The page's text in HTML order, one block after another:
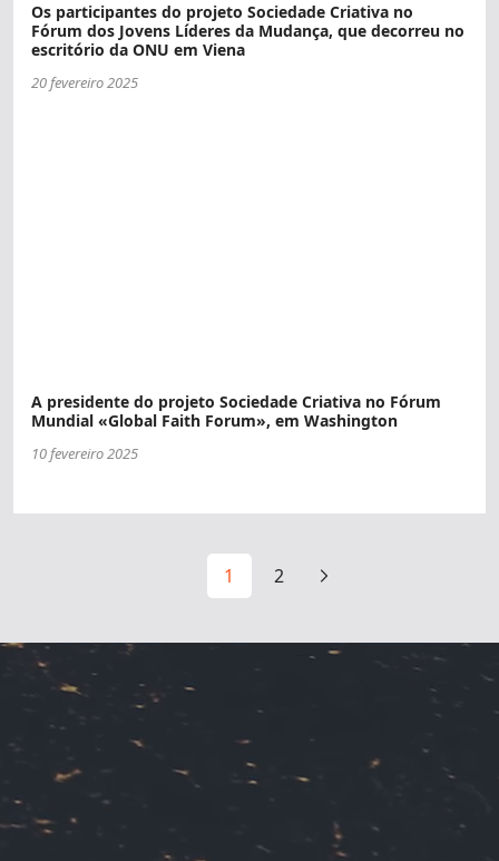
Os participantes do projeto Sociedade Criativa no
Fórum dos Jovens Líderes da Mudança, que decorreu no
escritório da ONU em Viena
20 fevereiro 2025
A presidente do projeto Sociedade Criativa no Fórum
Mundial «Global Faith Forum», em Washington
10 fevereiro 2025
1 2